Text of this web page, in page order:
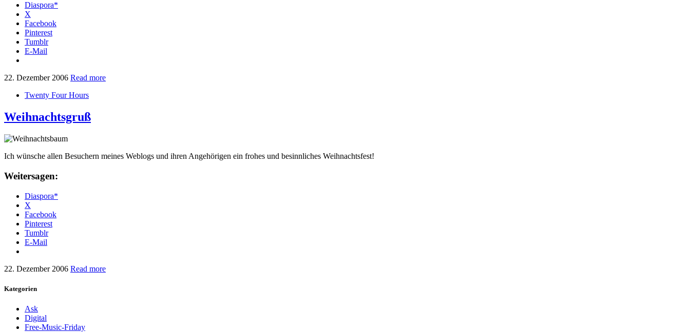
Diaspora*
X
Facebook
Pinterest
Tumblr
E-Mail
22. Dezember 2006 Read more
Twenty Four Hours
Weihnachtsgruß
Ich wünsche allen Besuchern meines Weblogs und ihren Angehörigen ein frohes und besinnliches Weihnachtsfest!
Weitersagen:
Diaspora*
X
Facebook
Pinterest
Tumblr
E-Mail
22. Dezember 2006 Read more
Kategorien
Ask
Digital
Free-Music-Friday